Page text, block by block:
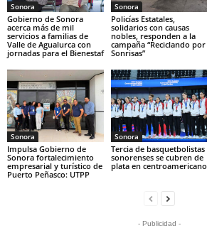
Sonora
Gobierno de Sonora
acerca más de mil
servicios a familias de
Valle de Agualurca con
jornadas para el Bienestaf
Sonora
Policías Estatales,
solidarios con causas
nobles, responden a la
campaña “Reciclando por
Sonrisas”
Sonora
Impulsa Gobierno de
Sonora fortalecimiento
empresarial y turístico de
Puerto Peñasco: UTPP
Sonora
Tercia de basquetbolistas
sonorenses se cubren de
plata en centroamericano
- Publicidad -